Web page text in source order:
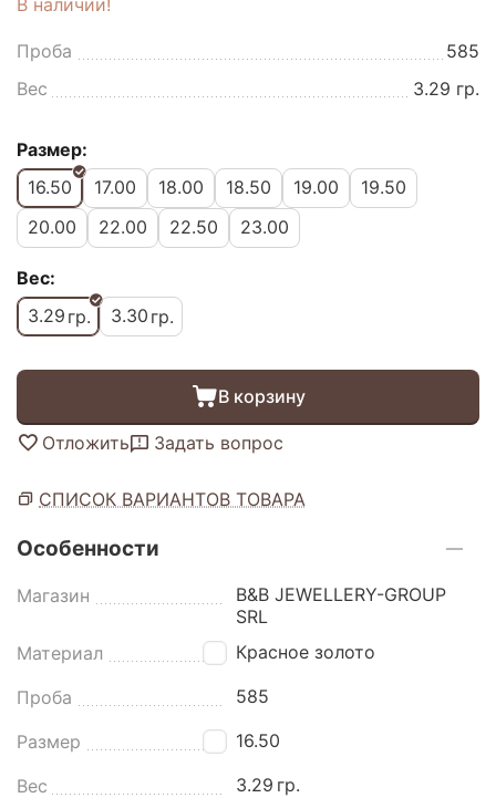
Проба
585
Вес
3.29 гр.
Размер:
16.50
17.00 18.00 18.50 19.00
19.50
20.00
22.00 22.50 23.00
Вес:
3.29 гр. 3.30 гр.
В корзину
Отложить Задать вопрос
СПИСОК ВАРИАНТОВ ТОВАРА
Особенности
Магазин
B&B JEWELLERY-GROUP
SRL
Материал
Красное золото
Проба 585
Размер 16.50
Вес 3.29 гр.